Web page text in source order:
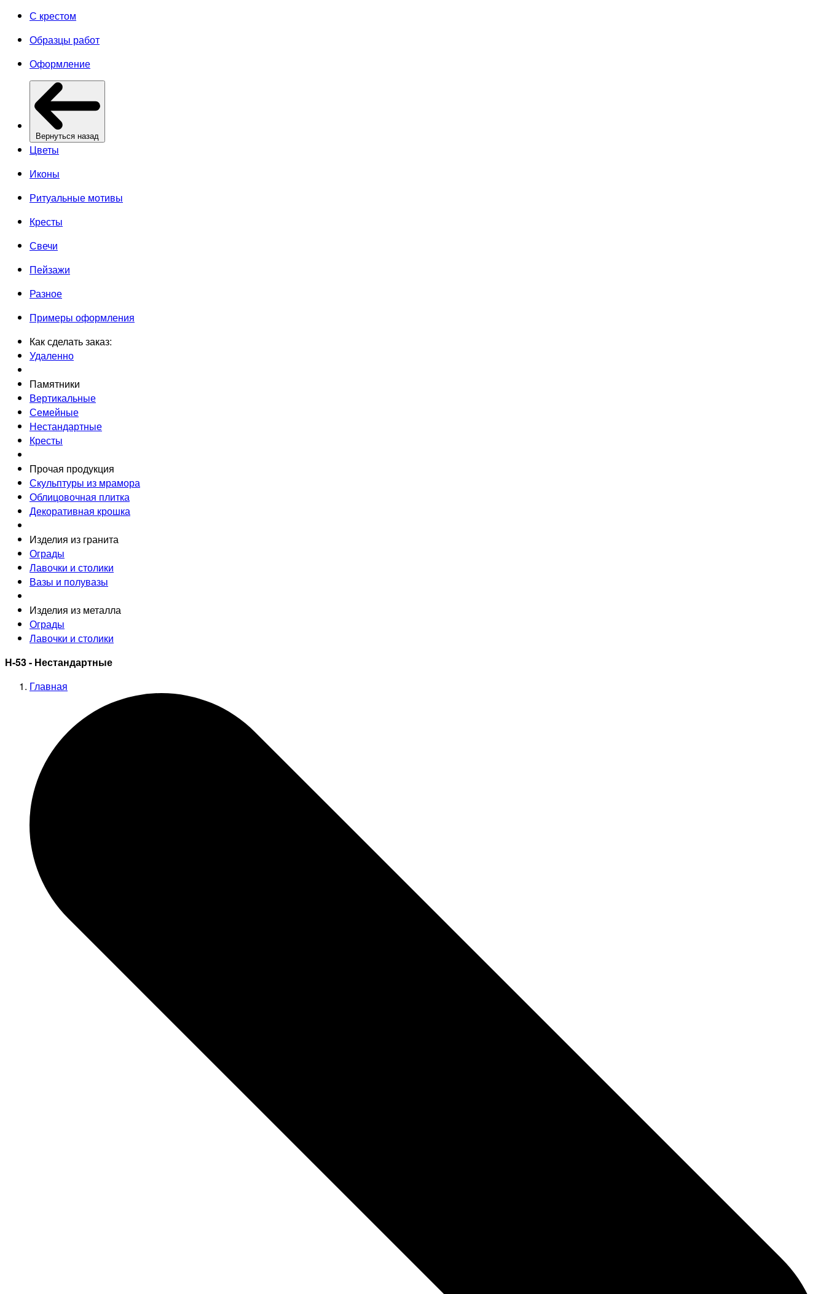
С крестом
Образцы работ
Оформление
Вернуться назад
Цветы
Иконы
Ритуальные мотивы
Кресты
Свечи
Пейзажи
Разное
Примеры оформления
Как сделать заказ:
Удаленно
Памятники
Вертикальные
Семейные
Нестандартные
Кресты
Прочая продукция
Скульптуры из мрамора
Облицовочная плитка
Декоративная крошка
Изделия из гранита
Ограды
Лавочки и столики
Вазы и полувазы
Изделия из металла
Ограды
Лавочки и столики
Н-53 - Нестандартные
Главная